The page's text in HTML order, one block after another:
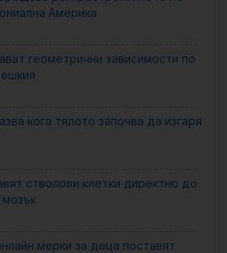
Америка
геометрични зависимости по
кога тялото започва да изгаря
стволови клетки директно до
мерки за деца поставят